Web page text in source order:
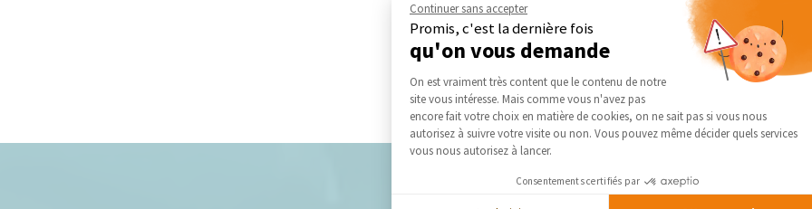
Continuer sans accepter
Promis, c'est la dernière fois
qu'on vous demande
Plateforme de Gestion du Consentement :
On est vraiment très content que le contenu de notre
site vous intéresse. Mais comme vous n'avez pas
encore fait votre choix en matière de cookies, on ne sait pas si vous nous
autorisez à suivre votre visite ou non. Vous pouvez même décider quels services
vous nous autorisez à lancer.
Consentements certifiés par
Axeptio consent